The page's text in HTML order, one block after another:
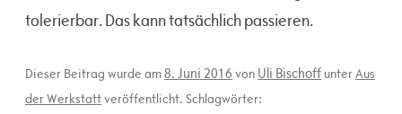
tolerierbar. Das kann tatsächlich passieren.
Dieser Beitrag wurde am8. Juni 2016 von Uli BischoffunterAus
der Werkstattveröffentlicht. Schlagwörter: